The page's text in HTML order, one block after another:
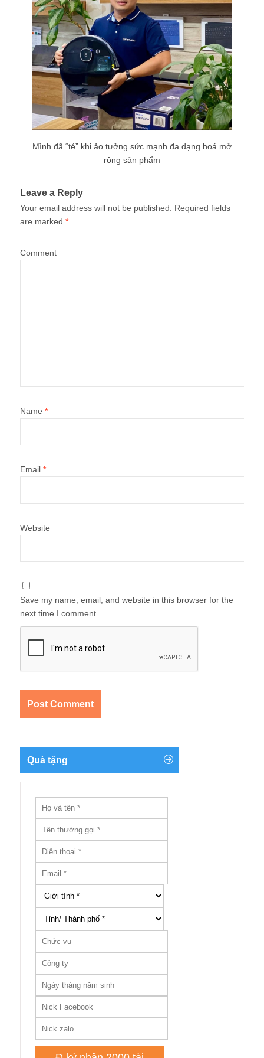
Mình đã “té” khi ảo tưởng sức mạnh đa dạng hoá mở
rộng sản phẩm
Leave a Reply
Your email address will not be published.
Required fields
are marked *
Comment
Name *
Email *
Website
Save my name, email, and website in this browser for the
next time I comment.
Quà tặng